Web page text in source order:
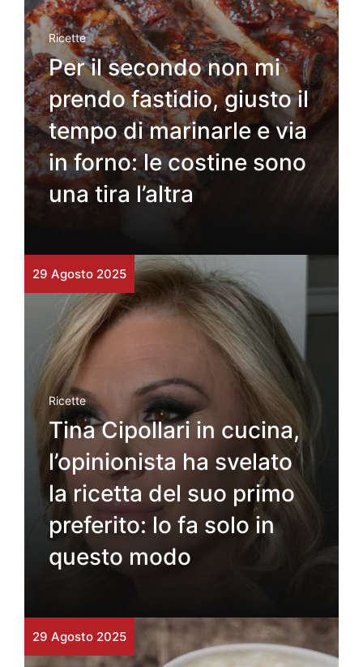
Ricette
Per il secondo non mi
prendo fastidio, giusto il
tempo di marinarle e via
in forno: le costine sono
una tira l’altra
29 Agosto 2025
Ricette
Tina Cipollari in cucina,
l’opinionista ha svelato
la ricetta del suo primo
preferito: lo fa solo in
questo modo
29 Agosto 2025